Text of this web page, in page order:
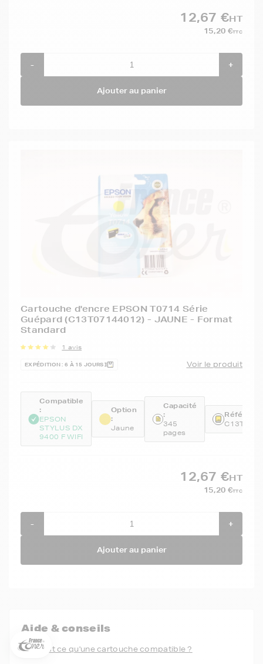
12,67 €HT
15,20 €TTC
- +
Ajouter au panier
Cartouche d'encre EPSON T0714 Série
Guépard (C13T07144012) - JAUNE - Format
Standard
1 avis
EXPÉDITION : 6 À 15 JOURS Voir le produit
Compatible
:
EPSON
STYLUS DX
9400 F WIFI
Option
:
Jaune
Capacité
:
345
pages
12,67 €HT
15,20 €TTC
- +
Ajouter au panier
Aide & conseils
Qu'est ce qu'une cartouche compatible ?
Inscrivez-vous à notre newsletter, suivez notre actualité et
bénéficiez immédiatement
commande * !